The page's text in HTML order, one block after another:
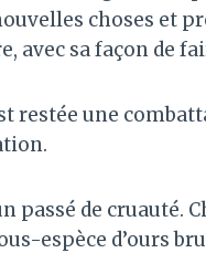
choses et
avec sa façon de
restée une
de cruauté.
espèce d’ours